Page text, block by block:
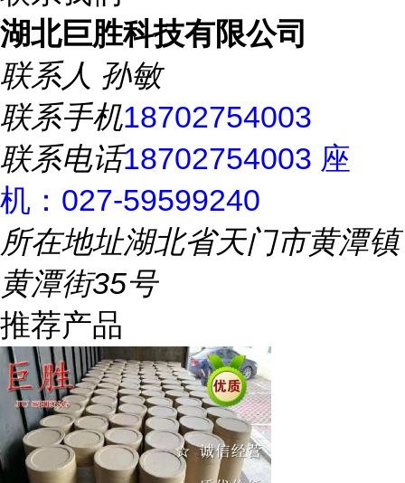
湖北巨胜科技有限公司
联系人 孙敏
联系手机18702754003
联系电话18702754003 座
机：027-59599240
所在地址湖北省天门市黄潭镇
黄潭街35号
推荐产品